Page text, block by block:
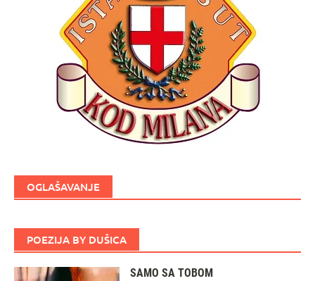
OGLAŠAVANJE
POEZIJA BY DUŠICA
SAMO SA TOBOM